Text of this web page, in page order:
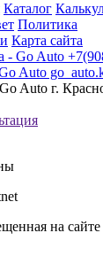
Каталог
Политика
Карта сайта
г.
на сайте